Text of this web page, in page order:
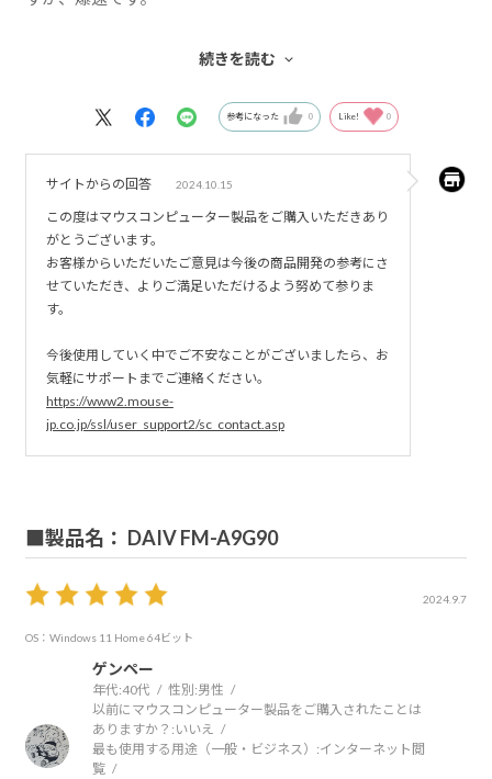
ファン音が少し聞こえますが、それ以外はなんでもできま
続きを読む
参考になった 0 Like! 0
サイトからの回答 2024.10.15
この度はマウスコンピューター製品をご購入いただきあり
がとうございます。
お客様からいただいたご意見は今後の商品開発の参考にさ
せていただき、よりご満足いただけるよう努めて参りま
す。
今後使用していく中でご不安なことがございましたら、お
気軽にサポートまでご連絡ください。
https://www2.mouse-
jp.co.jp/ssl/user_support2/sc_contact.asp
■製品名： DAIV FM-A9G90
2024.9.7
OS：Windows 11 Home 64ビット
ゲンペー
年代:40代 性別:男性
以前にマウスコンピューター製品をご購入されたことは
ありますか？: いいえ
最も使用する用途（一般・ビジネス）:インターネット閲
覧